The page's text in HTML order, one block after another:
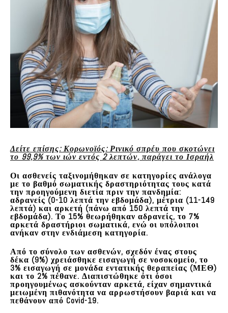
Δείτε επίσης: Κορωνοϊός: Ρινικό σπρέυ που σκοτώνει
το 99,9% των ιών εντός 2 λεπτών, παράγει το Ισραήλ
Οι ασθενείς ταξινομήθηκαν σε κατηγορίες ανάλογα
με το βαθμό σωματικής δραστηριότητας τους κατά
την προηγούμενη διετία πριν την πανδημία:
αδρανείς (0-10 λεπτά την εβδομάδα), μέτρια (11-149
λεπτά) και αρκετή (πάνω από 150 λεπτά την
εβδομάδα). Το 15% θεωρήθηκαν αδρανείς, το 7%
αρκετά δραστήριοι σωματικά, ενώ οι υπόλοιποι
ανήκαν στην ενδιάμεση κατηγορία.
Από το σύνολο των ασθενών, σχεδόν ένας στους
δέκα (9%) χρειάσθηκε εισαγωγή σε νοσοκομείο, το
3% εισαγωγή σε μονάδα εντατικής θεραπείας (ΜΕΘ)
και το 2% πέθανε. Διαπιστώθηκε ότι όσοι
προηγουμένως ασκούνταν αρκετά, είχαν σημαντικά
μειωμένη πιθανότητα να αρρωστήσουν βαριά και να
πεθάνουν από Covid-19.